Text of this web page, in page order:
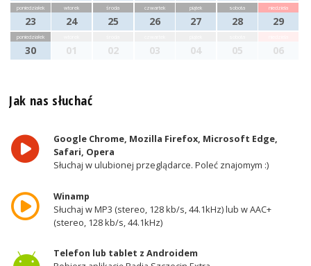
poniedziałek
23
wtorek
24
środa
25
czwartek
26
piątek
27
sobota
28
niedziela
29
poniedziałek
30 01 02 03 04 05 06
Jak nas słuchać
Google Chrome, Mozilla Firefox, Microsoft Edge,
Safari, Opera
Słuchaj w ulubionej przeglądarce. Poleć znajomym :)
Winamp
Słuchaj w MP3 (stereo, 128 kb/s, 44.1kHz) lub w AAC+
(stereo, 128 kb/s, 44.1kHz)
Telefon lub tablet z Androidem